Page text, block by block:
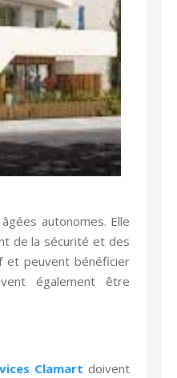
autonomes. Elle
de la sécurité et des
et peuvent bénéficier
également être
Clamart doivent